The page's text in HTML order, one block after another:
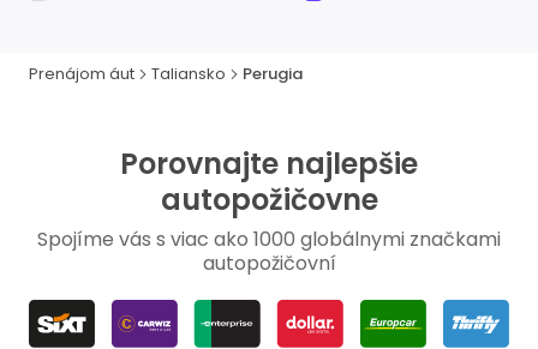
Prenájom áut Taliansko Perugia
Porovnajte najlepšie
autopožičovne
Spojíme vás s viac ako 1000 globálnymi značkami
autopožičovní